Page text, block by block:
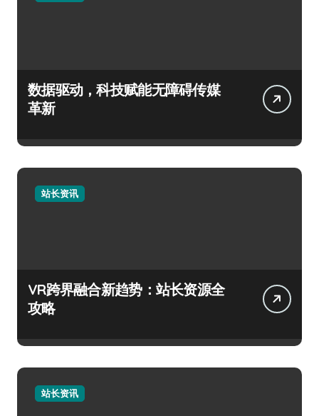
数据驱动，科技赋能无障碍传媒
革新
站长资讯
VR跨界融合新趋势：站长资源全
攻略
站长资讯